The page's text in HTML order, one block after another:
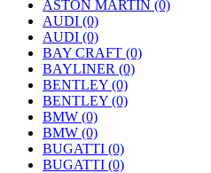
ASTON MARTIN (0)
AUDI (0)
AUDI (0)
BAY CRAFT (0)
BAYLINER (0)
BENTLEY (0)
BENTLEY (0)
BMW (0)
BMW (0)
BUGATTI (0)
BUGATTI (0)